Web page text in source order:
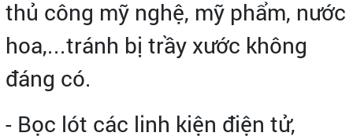
thủ công mỹ nghệ, mỹ phẩm, nước
hoa,...tránh bị trầy xước không
đáng có.
- Bọc lót các linh kiện điện tử,